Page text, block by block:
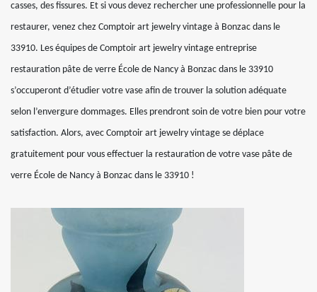
casses, des fissures. Et si vous devez rechercher une professionnelle pour la
restaurer, venez chez Comptoir art jewelry vintage à Bonzac dans le
33910. Les équipes de Comptoir art jewelry vintage entreprise
restauration pâte de verre École de Nancy à Bonzac dans le 33910
s’occuperont d’étudier votre vase afin de trouver la solution adéquate
selon l’envergure dommages. Elles prendront soin de votre bien pour votre
satisfaction. Alors, avec Comptoir art jewelry vintage se déplace
gratuitement pour vous effectuer la restauration de votre vase pâte de
verre École de Nancy à Bonzac dans le 33910 !